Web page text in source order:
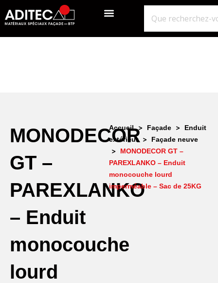
MONODECOR
GT –
PAREXLANKO
– Enduit
monocouche
lourd
Accueil > Façade >
Enduit
extérieur
> Façade neuve
>
MONODECOR GT –
PAREXLANKO – Enduit
monocouche lourd
imperméable – Sac de 25KG